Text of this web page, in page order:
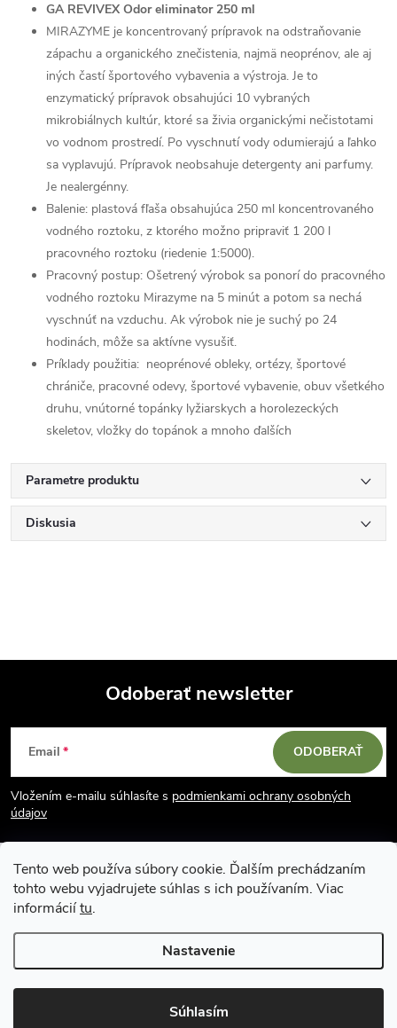
Tento web používa súbory cookie. Ďalším prechádzaním
tohto webu vyjadrujete súhlas s ich používaním. Viac
informáciítu.
Nastavenie
Súhlasím
GA REVIVEX Odor eliminator 250 ml
MIRAZYME je koncentrovaný prípravok na odstraňovanie
zápachu a organického znečistenia, najmä neoprénov, ale aj
iných častí športového vybavenia a výstroja. Je to
enzymatický prípravok obsahujúci 10 vybraných
mikrobiálnych kultúr, ktoré sa živia organickými nečistotami
vo vodnom prostredí. Po vyschnutí vody odumierajú a ľahko
sa vyplavujú. Prípravok neobsahuje detergenty ani parfumy.
Je nealergénny.
Balenie: plastová fľaša obsahujúca 250 ml koncentrovaného
vodného roztoku, z ktorého možno pripraviť 1 200 l
pracovného roztoku (riedenie 1:5000).
Pracovný postup: Ošetrený výrobok sa ponorí do pracovného
vodného roztoku Mirazyme na 5 minút a potom sa nechá
vyschnúť na vzduchu. Ak výrobok nie je suchý po 24
hodinách, môže sa aktívne vysušiť.
Príklady použitia: neoprénové obleky, ortézy, športové
chrániče, pracovné odevy, športové vybavenie, obuv všetkého
druhu, vnútorné topánky lyžiarskych a horolezeckých
skeletov, vložky do topánok a mnoho ďalších
Parametre produktu
Diskusia
Z
á
p
ä
e
Odoberať newsletter
Email
Vložením e-mailu súhlasíte s podmienkami ochrany osobných
údajov
ODOBERAŤ
Copyright 2026Vodácky obchod SUN sport. Všetky práva vyhradené.
Upraviť nastavenie cookies